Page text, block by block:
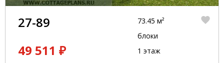
27-89
49 511 ₽
73.45 м²
блоки
1 этаж